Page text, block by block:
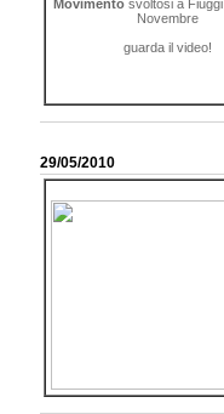
Movimento svoltosi a
Novembre
guarda il video!
29/05/2010